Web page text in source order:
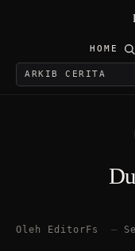
HOME
Oleh EditorFs —